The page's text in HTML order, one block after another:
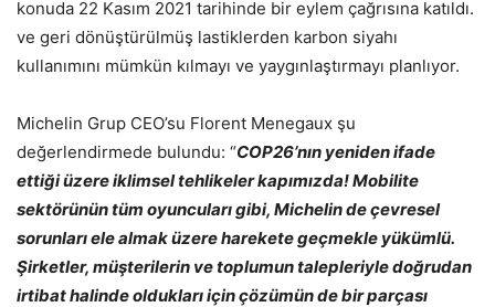
konuda 22 Kasım 2021 tarihinde bir eylem çağrısına katıldı.
ve geri dönüştürülmüş lastiklerden karbon siyahı
kullanımını mümkün kılmayı ve yaygınlaştırmayı planlıyor.
Michelin Grup CEO’su Florent Menegaux şu
değerlendirmede bulundu: “COP26’nın yeniden ifade
ettiği üzere iklimsel tehlikeler kapımızda! Mobilite
sektörünün tüm oyuncuları gibi, Michelin de çevresel
sorunları ele almak üzere harekete geçmekle yükümlü.
Şirketler, müşterilerin ve toplumun talepleriyle doğrudan
irtibat halinde oldukları için çözümün de bir parçası